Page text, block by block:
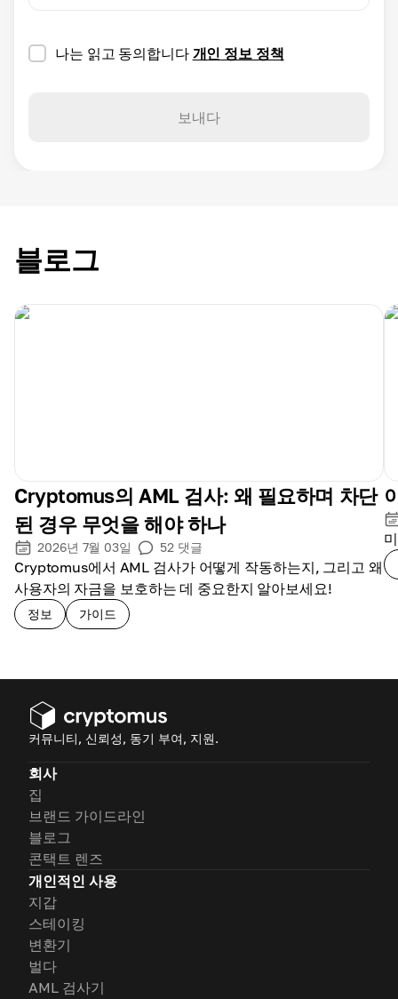
나는 읽고 동의합니다 개인 정보 정책
보내다
블로그
Cryptomus의 AML 검사: 왜 필요하며 차단
된 경우 무엇을 해야 하나
2026년 7월 03일 52 댓글
Cryptomus에서 AML 검사가 어떻게 작동하는지, 그리고 왜
사용자의 자금을 보호하는 데 중요한지 알아보세요!
정보 가이드
커뮤니티, 신뢰성, 동기 부여, 지원.
회사
집
브랜드 가이드라인
블로그
콘택트 렌즈
개인적인 사용
지갑
스테이킹
변환기
벌다
AML 검사기